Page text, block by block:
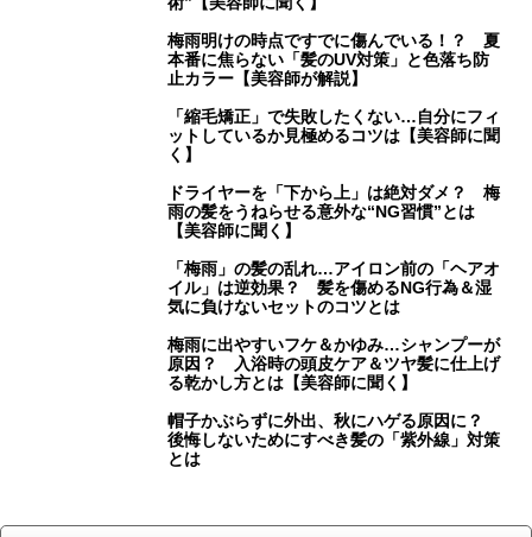
梅雨明けの時点ですでに傷んでいる！？ 夏
本番に焦らない「髪のUV対策」と色落ち防
止カラー【美容師が解説】
「縮毛矯正」で失敗したくない…自分にフィ
ットしているか見極めるコツは【美容師に聞
く】
ドライヤーを「下から上」は絶対ダメ？ 梅
雨の髪をうねらせる意外な“NG習慣”とは
【美容師に聞く】
「梅雨」の髪の乱れ…アイロン前の「ヘアオ
イル」は逆効果？ 髪を傷めるNG行為＆湿
気に負けないセットのコツとは
梅雨に出やすいフケ＆かゆみ…シャンプーが
原因？ 入浴時の頭皮ケア＆ツヤ髪に仕上げ
る乾かし方とは【美容師に聞く】
帽子かぶらずに外出、秋にハゲる原因に？
後悔しないためにすべき髪の「紫外線」対策
とは